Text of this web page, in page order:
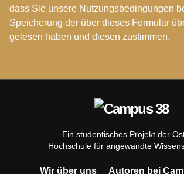
dass Sie unsere Nutzungsbedingungen
Speicherung der über dieses Formular
gelesen haben und diesen zustimmen.
Ein studentisches Projekt der
Hochschule für angewandte
Wir über uns Autoren bei